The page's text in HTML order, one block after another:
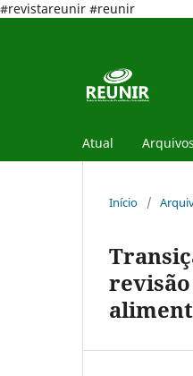
#revistareunir #reunir
Atual Arquivos
Início /